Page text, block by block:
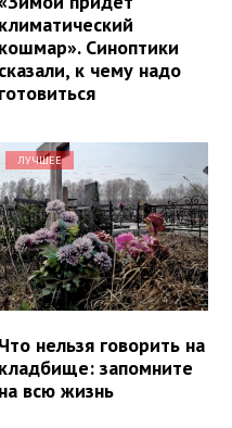
климатический
кошмар». Синоптики
сказали, к чему надо
готовиться
ЛУЧШЕЕ
Что нельзя говорить на
кладбище: запомните
на всю жизнь